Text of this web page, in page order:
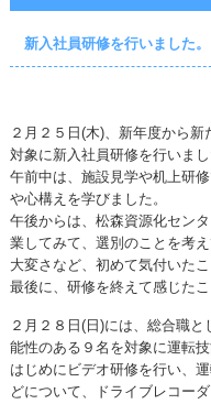
新入社員研修を行いました。
２月２５日(木)、新年度から
対象に新入社員研修を行いまし
午前中は、施設見学や机上研
や心構えを学びました。
午後からは、松森資源化セン
業してみて、選別のことを考
大変さなど、初めて気付いた
最後に、研修を終えて感じた
２月２８日(日)には、総合職
能性のある９名を対象に運転技
はじめにビデオ研修を行い、
どについて、ドライブレコー